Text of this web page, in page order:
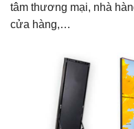
tâm thương mại, nhà
cửa hàng,…